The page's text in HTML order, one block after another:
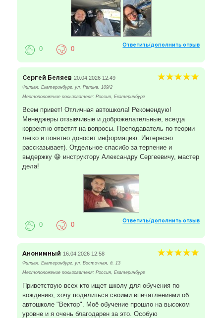
Ответить/дополнить отзыв
0 0
Сергей Беляев 20.04.2026 12:49
Филиал: Екатеринбург, ул. Репина, 109/2
Местоположение пользователя: Россия, Екатеринбург
Всем привет! Отличная автошкола! Рекомендую!
Менеджеры отзывчивые и доброжелательные, всегда
корректно ответят на вопросы. Преподаватель по теории
легко и понятно доносит информацию. Интересно
рассказывает). Отдельное спасибо за терпение и
выдержку 😀 инструктору Александру Сергеевичу, мастер
дела!
Ответить/дополнить отзыв
0 0
Анонимный 16.04.2026 12:58
Филиал: Екатеринбург, ул. Восточная, д. 13
Местоположение пользователя: Россия, Екатеринбург
Приветствую всех кто ищет школу для обучения по
вождению, хочу поделиться своими впечатлениями об
автошколе "Вектор". Моё обучение прошло на высоком
уровне и я очень благодарен за это. Особую